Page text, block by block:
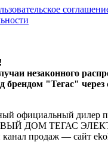
незаконного
брендом "Тегас" через
официальный дилер
ДОМ ТЕГАС
продаж — сайт